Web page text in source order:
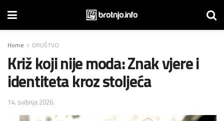
Home DRUŠTVO
Križ koji nije moda: Znak vjere i
identiteta kroz stoljeća
14. svibnja 2026.